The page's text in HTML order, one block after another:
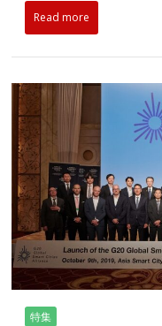
Read more
特集